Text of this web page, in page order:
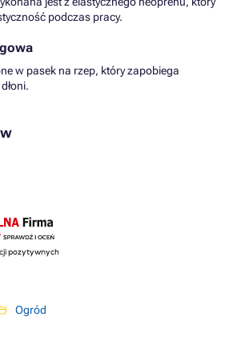
podczas pracy.
w pasek na rzep, który zapobiega
Ogród